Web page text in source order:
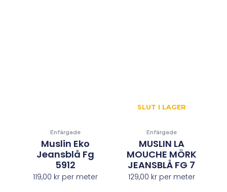
Enfärgade
Muslin Eko
Jeansblå Fg
5912
119,00 kr per meter
SLUT I LAGER
Enfärgade
MUSLIN LA
MOUCHE MÖRK
JEANSBLÅ FG 7
129,00 krper meter